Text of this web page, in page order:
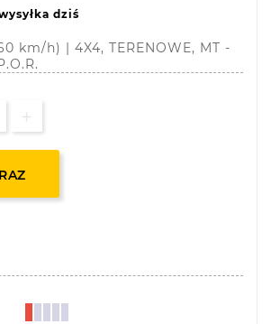
dziś
km/h) | 4X4, TERENOWE, MT -